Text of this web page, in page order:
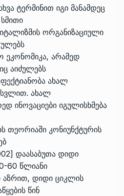
ტერმინით იგი მანამდეც
ორგანიზაციული
არამედ
აიძულებს
ახალ
ახალ
ინოვაციები იგულისხმება
თეორიაში კონიუნქტურის
დაასაბუთა დიდი
60 წლიანი
აზრით, დიდი ციკლის
წინ